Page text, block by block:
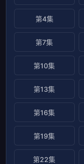
第4集
第7集
第10集
第13集
第16集
第19集
第22集